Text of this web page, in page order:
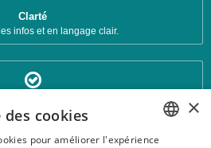
Clarté
infos et en langage clair.
a sa fiche détaillée.
×
cookies
pour améliorer l'expérience